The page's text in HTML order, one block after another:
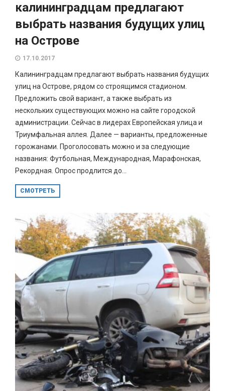
калининградцам предлагают
выбрать названия будущих улиц
на Острове
17.10.2017
Калининградцам предлагают выбрать названия будущих
улиц на Острове, рядом со строящимся стадионом.
Предложить свой вариант, а также выбрать из
нескольких существующих можно на сайте городской
администрации. Сейчас в лидерах Европейская улица и
Триумфальная аллея. Далее — варианты, предложенные
горожанами. Проголосовать можно и за следующие
названия: Футбольная, Международная, Марафонская,
Рекордная. Опрос продлится до...
СМОТРЕТЬ